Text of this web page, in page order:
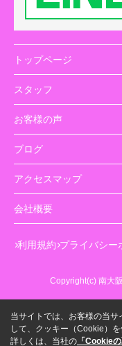
トップページ
スタッフ
お客様の声
ブログ
アクセスマップ
会社概要
利用規約 プライバシー
Copyright(c) 南大
当サイトでは、お客様の当
して、クッキー（Cookie）を
詳しくは、当社の 「Cookie